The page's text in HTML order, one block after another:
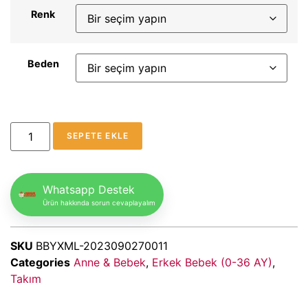
Renk
Beden
SEPETE EKLE
Whatsapp Destek
Ürün hakkında sorun cevaplayalım
SKU BBYXML-2023090270011
Categories Anne & Bebek, Erkek Bebek (0-36 AY),
Takım